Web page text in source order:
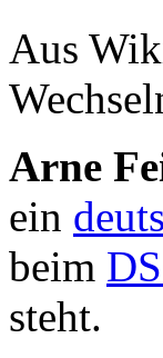
Aus
Arne
ein
beim
steht.